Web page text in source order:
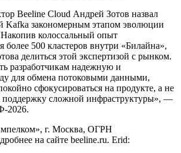
Beeline Cloud Андрей Зотов назвал
Kafka закономерным этапом эволюции
колоссальный опыт
более 500 кластеров внутри «Билайна»,
делиться этой экспертизой с рынком.
разработчикам надежную и
для обмена потоковыми данными,
сфокусироваться на продукте, а не
поддержку сложной инфраструктуры», —
2026.
г. Москва, ОГРН
на сайте beeline.ru. Erid: